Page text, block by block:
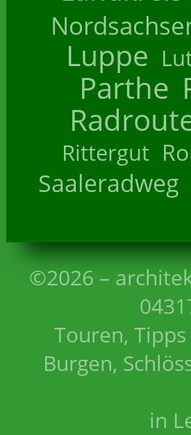
Luppe
Parthe
Rittergut
Saaleradweg
©2026 –
Touren,
Burgen,
in